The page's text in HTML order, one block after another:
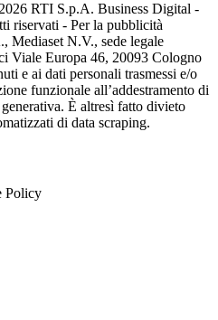
2026 RTI S.p.A. Business Digital -
riservati - Per la pubblicità
Mediaset N.V., sede legale
Viale Europa 46, 20093 Cologno
e ai dati personali trasmessi e/o
funzionale all’addestramento di
È altresì fatto divieto
di data scraping.
Policy